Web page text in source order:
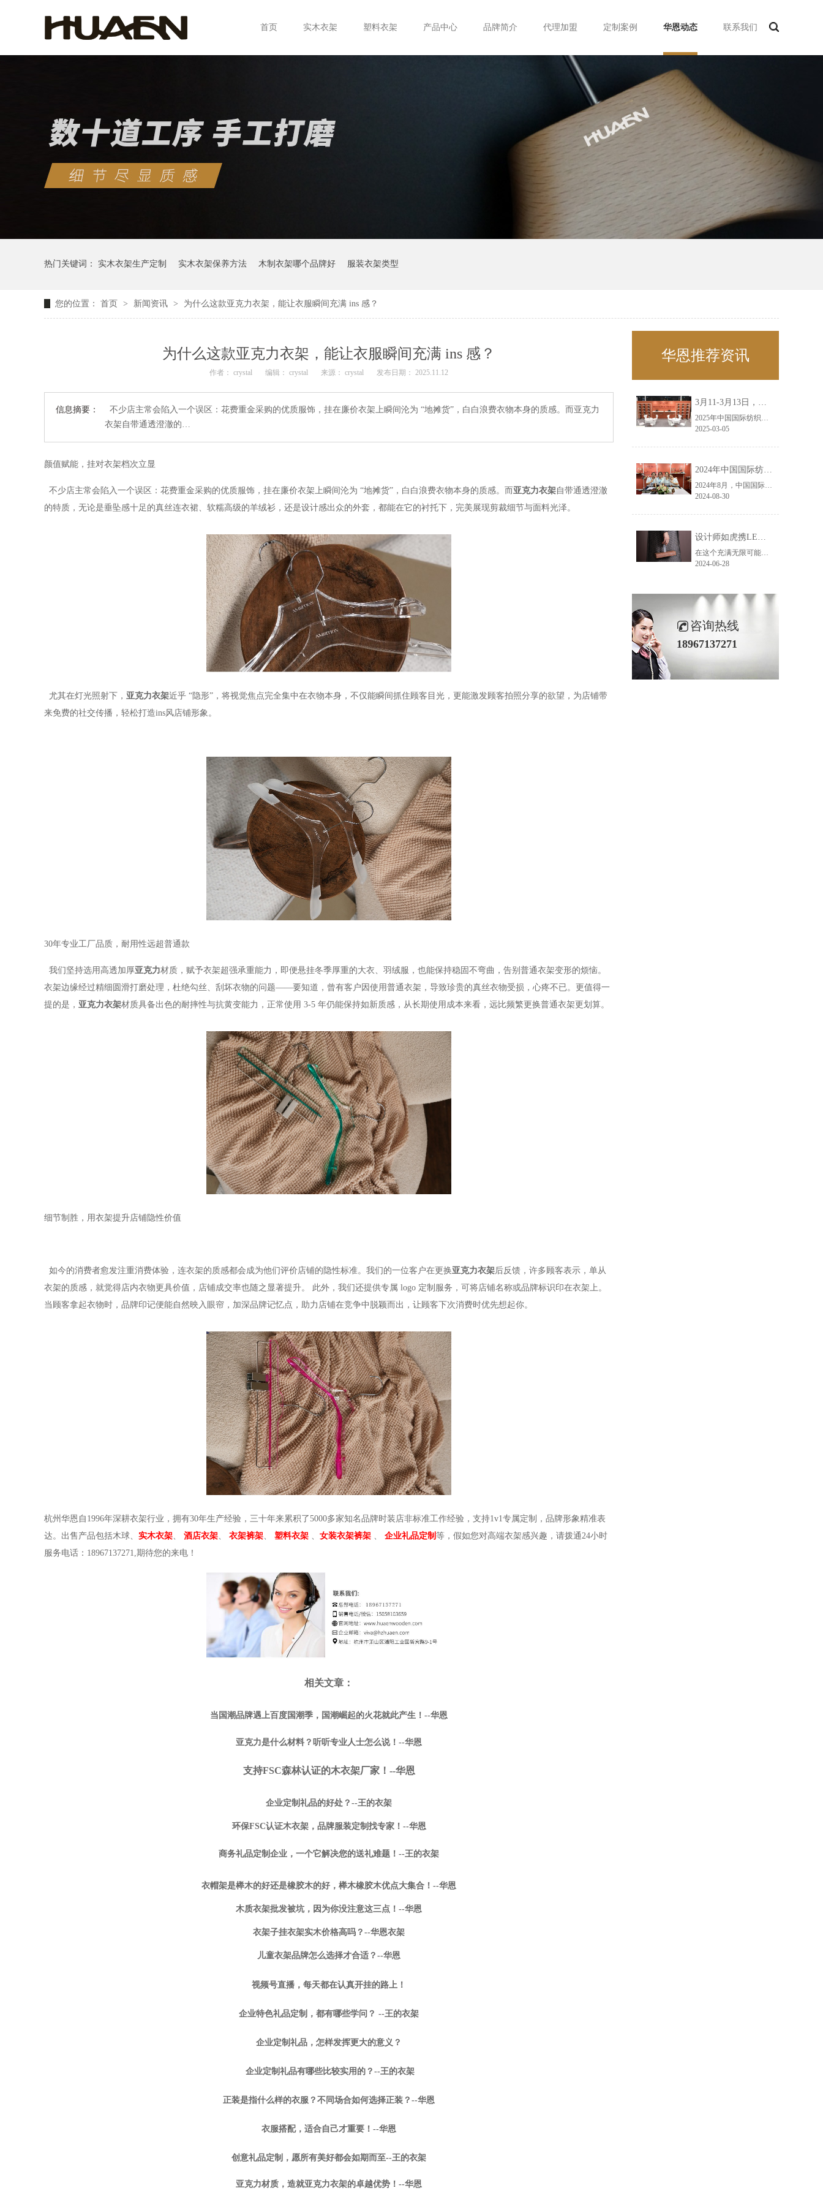
首页 实木衣架 塑料衣架 产品中心 品牌简介 代理加盟 定制案例 华恩动态 联系我们
热门关键词： 实木衣架生产定制 实木衣架保养方法 木制衣架哪个品牌好 服装衣架类型
您的位置： 首页 > 新闻资讯 > 为什么这款亚克力衣架，能让衣服瞬间充满 ins 感？
为什么这款亚克力衣架，能让衣服瞬间充满 ins 感？
作者： crystal 编辑： crystal 来源： crystal 发布日期： 2025.11.12
信息摘要：
不少店主常会陷入一个误区：花费重金采购的优质服饰，挂在廉价衣架上瞬间沦为 “地摊货”，白白浪费衣物本身的质感。而亚克力
衣架自带通透澄澈的…
颜值赋能，挂对衣架档次立显
不少店主常会陷入一个误区： 花费重金采购的优质服饰，挂在廉价衣架上瞬间沦为 “地摊货”，白白浪费衣物本身的质感。而亚克力衣架自带通透澄澈
的特质，无论是垂坠感十足的真丝连衣裙、软糯高级的羊绒衫，还是设计感出众的外套，都能在它的衬托下，完美展现剪裁细节与面料光泽。
尤其在灯光照射下， 亚克力衣架近乎 “隐形”，将视觉焦点完全集中在衣物本身，不仅能瞬间抓住顾客目光，更能激发顾客拍照分享的欲望，为店铺带
来免费的社交传播，轻松打造ins风店铺形象。
30年专业工厂品质，耐用性远超普通款
我们坚持选用高透加厚亚克力材质，赋予衣架超强承重能力，即便悬挂冬季厚重的大衣、羽绒服，也能保持稳固不弯曲，告别普通衣架变形的烦恼。
衣架边缘经过精细圆滑打磨处理，杜绝勾丝、刮坏衣物的问题——要知道，曾有客户因使用普通衣架，导致珍贵的真丝衣物受损，心疼不已。更值得一
提的是， 亚克力衣架材质具备出色的耐摔性与抗黄变能力，正常使用 3-5 年仍能保持如新质感，从长期使用成本来看，远比频繁更换普通衣架更划算。
细节制胜，用衣架提升店铺隐性价值
如今的消费者愈发注重消费体验，连衣架的质感都会成为他们评价店铺的隐性标准。我们的一位客户在更换亚克力衣架后反馈，许多顾客表示，单从
衣架的质感，就觉得店内衣物更具价值，店铺成交率也随之显著提升。
此外，我们还提供专属 logo 定制服务，可将店铺名称或品牌标识印在衣架上。
当顾客拿起衣物时，品牌印记便能自然映入眼帘，加深品牌记忆点，助力店铺在竞争中脱颖而出，让顾客下次消费时优先想起你。
杭州华恩自1996年深耕衣架行业，拥有30年生产经验，三十年来累积了5000多家知名品牌时装店非标准工作经验，支持1v1专属定制，品牌形象精准表
达。出售产品包括木球、 实木衣架 酒店衣架 衣架裤架 塑料衣架 女装衣架裤架 企业礼品定制 等，假如您对高端衣架感兴趣，请拨通24小时
服务电话：18967137271,期待您的来电！
相关文章：
当国潮品牌遇上百度国潮季，国潮崛起的火花就此产生！--华恩
亚克力是什么材料？听听专业人士怎么说！--华恩
支持FSC森林认证的木衣架厂家！--华恩
企业定制礼品的好处？--王的衣架
环保FSC认证木衣架，品牌服装定制找专家！--华恩
商务礼品定制企业，一个它解决您的送礼难题！--王的衣架
衣帽架是榉木的好还是橡胶木的好，榉木橡胶木优点大集合！--华恩
木质衣架批发被坑，因为你没注意这三点！--华恩
衣架子挂衣架实木价格高吗？--华恩衣架
儿童衣架品牌怎么选择才合适？--华恩
视频号直播，每天都在认真开挂的路上！
企业特色礼品定制，都有哪些学问？ --王的衣架
企业定制礼品，怎样发挥更大的意义？
企业定制礼品有哪些比较实用的？--王的衣架
正装是指什么样的衣服？不同场合如何选择正装？--华恩
衣服搭配，适合自己才重要！--华恩
创意礼品定制，愿所有美好都会如期而至--王的衣架
亚克力材质，造就亚克力衣架的卓越优势！--华恩
华恩推荐资讯
3月11-3月13日，华恩诚邀您共赴上海面辅料春夏展——华恩
2025年中国国际纺织面料及辅料（春夏）博览会即将盛大开启！感谢您对华恩品牌的关注！3.11-3.13，杭州华恩（LEMONLEE）诚邀您共赴这场春日的宴会！
2025-03-05
2024年中国国际纺织面料及辅料（秋冬）博览会完美收官！——华恩
2024年8月，中国国际纺织面料及辅料（秋冬）博览会完美收官！作为一家拥有30年历史的专业衣架制造商，我们非常荣幸能够参与这一盛会，并在此期间与众多客户进行了广泛而深入的交流。
2024-08-30
设计师如虎携LEMONLEE红雪松礼盒荣获第六届未来·已来香港新锐当代设计奖铜奖
在这个充满无限可能的2024年夏季，LEMONLEE品牌设计师如虎以其非凡的创意与对自然的深刻理解，精心打造的红雪松木球礼盒，在“2024未来·已来——第六届香港新锐当代设计奖”中摘得铜奖。这不仅是对设计师如虎原创设计能力的嘉奖，更是对LEMONLEE品牌的高度认可。
2024-06-28
咨询热线
18967137271